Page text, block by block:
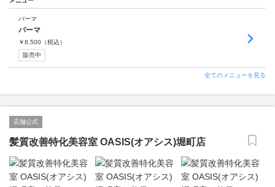
パーマ
パーマ
￥8,500 （税込）
販売中
全てのメニューを見る
店舗公式
髪質改善特化美容室 OASIS(オアシス)堀町店